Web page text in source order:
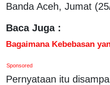
Banda Aceh, Jumat
Baca Juga :
Bagaimana Kebebasan
Sponsored
Pernyataan itu